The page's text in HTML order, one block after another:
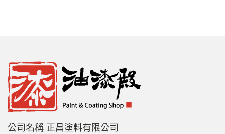
公司名稱 正昌塗料有限公司